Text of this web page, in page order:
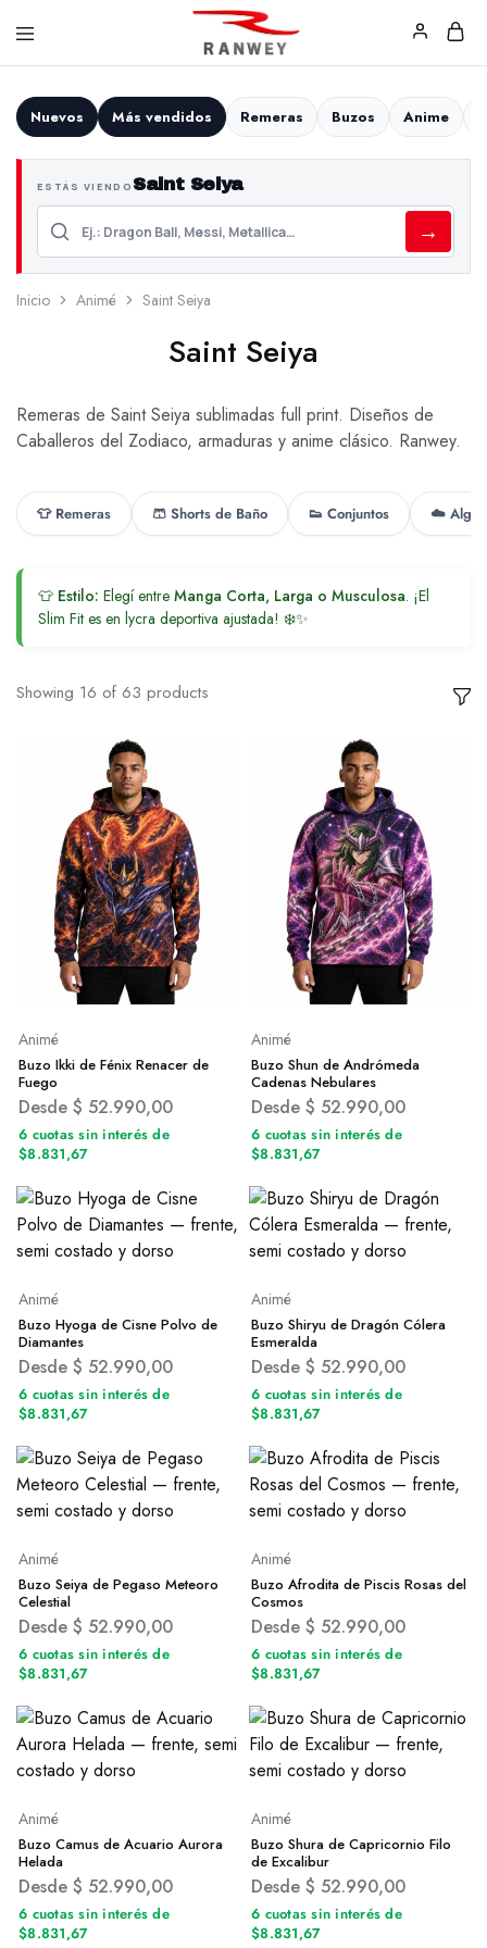
|
Tu
Estilo,
Tu
Diseño
Estilo,
Tu
Diseño
—
Remeras,
Buzos
y
Calzas
Nuevos Más vendidos Remeras Buzos Anime
ESTÁS VIENDO Saint Seiya
→
Inicio Animé Saint Seiya
Saint Seiya
Remeras de Saint Seiya sublimadas full print. Diseños de
Caballeros del Zodiaco, armaduras y anime clásico. Ranwey.
👕 Remeras 🩳 Shorts de Baño 👟 Conjuntos ☁️
👕 Estilo: Elegí entre Manga Corta, Larga o Musculosa. ¡El
Slim Fit es en lycra deportiva ajustada! ❄️✨
Showing 16 of 63 products
Animé
Buzo Ikki de Fénix Renacer de
Fuego
Desde $ 52.990,00
6 cuotas sin interés de
$8.831,67
Animé
Buzo Shun de Andrómeda
Cadenas Nebulares
Desde $ 52.990,00
6 cuotas sin interés de
$8.831,67
Animé
Buzo Hyoga de Cisne Polvo de
Diamantes
Desde $ 52.990,00
6 cuotas sin interés de
$8.831,67
Animé
Buzo Shiryu de Dragón Cólera
Esmeralda
Desde $ 52.990,00
6 cuotas sin interés de
$8.831,67
Animé
Buzo Seiya de Pegaso Meteoro
Celestial
Desde $ 52.990,00
6 cuotas sin interés de
$8.831,67
Animé
Buzo Afrodita de Piscis Rosas del
Cosmos
Desde $ 52.990,00
6 cuotas sin interés de
$8.831,67
Animé
Buzo Camus de Acuario Aurora
Helada
Desde $ 52.990,00
6 cuotas sin interés de
$8.831,67
Animé
Buzo Shura de Capricornio Filo
de Excalibur
Desde $ 52.990,00
6 cuotas sin interés de
$8.831,67